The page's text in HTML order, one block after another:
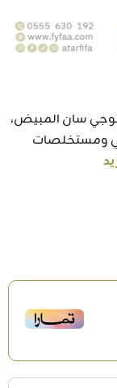
سان المبيض،
ومستخلصات